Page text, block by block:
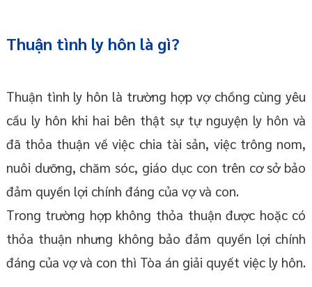
Thuận tình ly hôn là gì?
Thuận tình ly hôn là trường hợp vợ chồng cùng yêu
cầu ly hôn khi hai bên thật sự tự nguyện ly hôn và
đã thỏa thuận về việc chia tài sản, việc trông nom,
nuôi dưỡng, chăm sóc, giáo dục con trên cơ sở bảo
đảm quyền lợi chính đáng của vợ và con.
Trong trường hợp không thỏa thuận được hoặc có
thỏa thuận nhưng không bảo đảm quyền lợi chính
đáng của vợ và con thì Tòa án giải quyết việc ly hôn.